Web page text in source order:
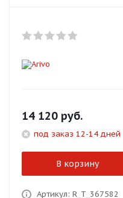
14 120 руб.
под заказ 12-14 дней
В корзину
Артикул: R_T_367582
Оплачивайте
Оставшиеся 75
списыватьсяс
25%каждые 2